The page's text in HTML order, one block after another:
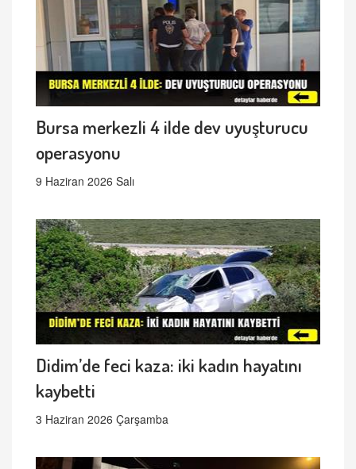
Bursa merkezli 4 ilde dev uyuşturucu
operasyonu
9 Haziran 2026 Salı
Didim’de feci kaza: iki kadın hayatını
kaybetti
3 Haziran 2026 Çarşamba